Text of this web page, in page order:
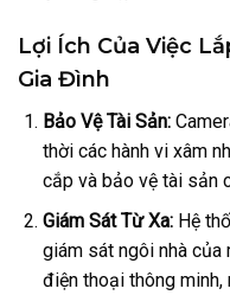
Lợi Ích Của Việc
Gia Đình
Bảo Vệ Tài Sản:
thời các hành vi xâm
cắp và bảo vệ tài sản
Giám Sát Từ Xa:Hệ
giám sát ngôi nhà của
điện thoại thông minh,